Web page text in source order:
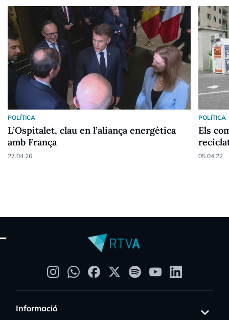
POLÍTICA
L’Ospitalet, clau en l’aliança energètica
amb França
27.04.26
POLÍTICA
Els
de
05.04.22
Informació